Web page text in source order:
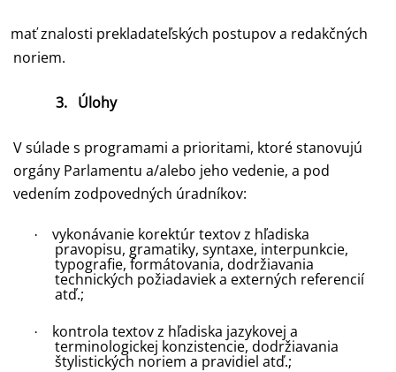
mať znalosti prekladateľských postupov a redakčných
noriem.
3. Úlohy
V súlade s programami a prioritami, ktoré stanovujú
orgány Parlamentu a/alebo jeho vedenie, a pod
vedením zodpovedných úradníkov:
· vykonávanie korektúr textov z hľadiska
pravopisu, gramatiky, syntaxe, interpunkcie,
typografie, formátovania, dodržiavania
technických požiadaviek a externých referencií
atď.;
· kontrola textov z hľadiska jazykovej a
terminologickej konzistencie, dodržiavania
štylistických noriem a pravidiel atď.;